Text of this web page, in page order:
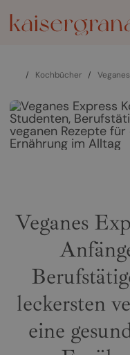
/ Kochbücher / Veganes Express
Veganes
leckersten
eine